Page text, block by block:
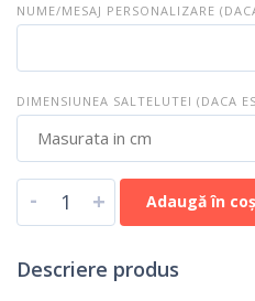
NUME/MESAJ PERSONALIZARE
DIMENSIUNEA SALTELUTEI (DACA
- + Adaugă în coș
Descriere produs